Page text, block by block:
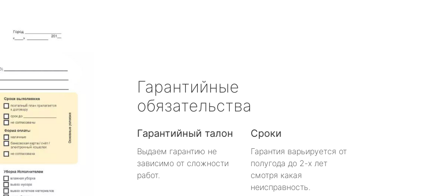
Гарантийные
обязательства
Гарантийный талон
Выдаем гарантию не
зависимо от сложности
работ.
Сроки
Гарантия варьируется от
полугода до 2-х лет
смотря какая
неисправность.